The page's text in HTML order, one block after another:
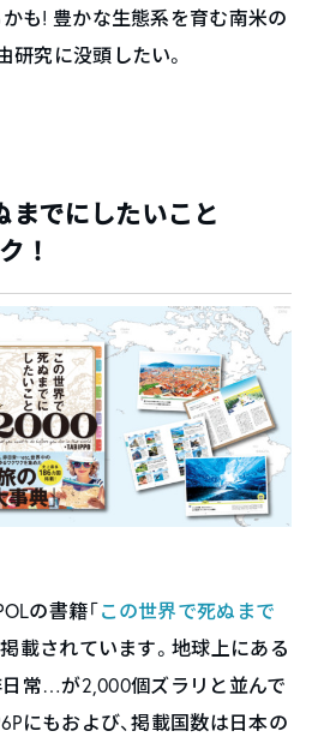
も! 豊かな生態系を育む南米の
研究に没頭したい。
までにしたいこと
！
の書籍「この世界で死ぬまで
掲載されています。地球上にある
日常…が2,000個ズラリと並んで
にもおよび、掲載国数は日本の